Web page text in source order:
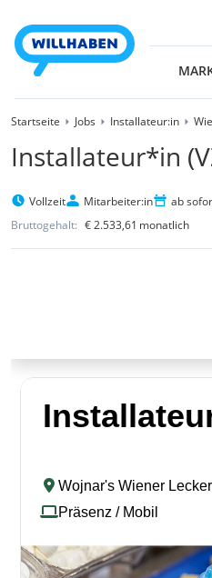
Startseite Jobs Installateur:in
Installateur*in
Vollzeit Mitarbeiter:in ab
Bruttogehalt: € 2.533,61 monatlich